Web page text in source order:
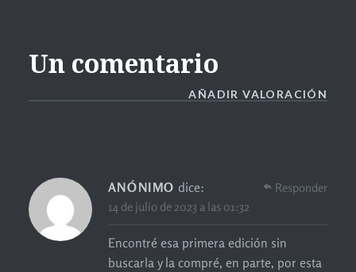
Un comentario
AÑADIR VALORACIÓN
ANÓNIMO dice:
14 de julio de 2023 a las 01:32
Encontré esa primera edición sin
buscarla y la compré, en parte, por esta
Responder